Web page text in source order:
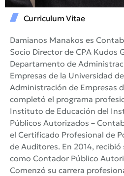
Curriculum Vitae
Damianos Manakos es
Socio Director de CPA Kudos
Departamento de
Empresas de la Universidad
Administración de Empresas
completó el programa
Instituto de Educación del
Públicos Autorizados –
el Certificado Profesional de
de Auditores. En 2014, recibió
como Contador Público
Comenzó su carrera